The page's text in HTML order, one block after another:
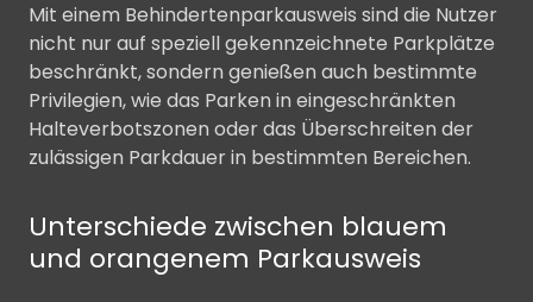
Mit einem Behindertenparkausweis sind die Nutzer
nicht nur auf speziell gekennzeichnete Parkplätze
beschränkt, sondern genießen auch bestimmte
Privilegien, wie das Parken in eingeschränkten
Halteverbotszonen oder das Überschreiten der
zulässigen Parkdauer in bestimmten Bereichen.
Unterschiede zwischen blauem
und orangenem Parkausweis